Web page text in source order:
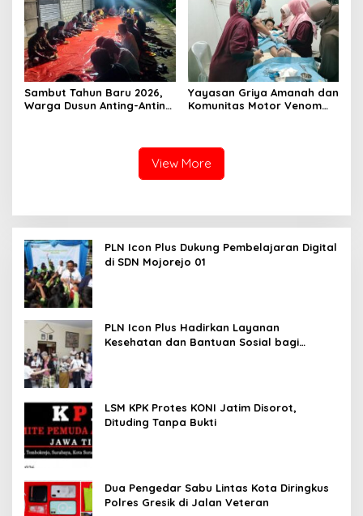
Sambut Tahun Baru 2026,
Warga Dusun Anting-Anting
Yayasan Griya Amanah dan
Komunitas Motor Venom
View More
PLN Icon Plus Dukung Pembelajaran Digital
di SDN Mojorejo 01
PLN Icon Plus Hadirkan Layanan
Kesehatan dan Bantuan Sosial bagi
LSM KPK Protes KONI Jatim Disorot,
Dituding Tanpa Bukti
Dua Pengedar Sabu Lintas Kota Diringkus
Polres Gresik di Jalan Veteran